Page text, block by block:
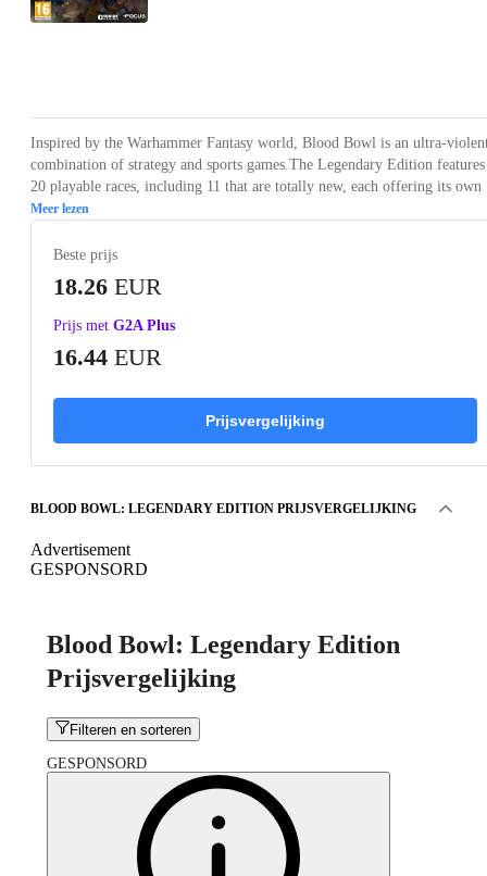
Inspired by the Warhammer Fantasy world, Blood Bowl is an ultra-
combination of strategy and sports games.The Legendary Edition features
20 playable races, including 11 that are totally new, each offering its own
Meer lezen
Beste prijs
18.26 EUR
Prijs met G2A Plus
16.44 EUR
Prijsvergelijking
BLOOD BOWL: LEGENDARY EDITION PRIJSVERGELIJKING
Advertisement
GESPONSORD
Blood Bowl: Legendary Edition
Prijsvergelijking
Filteren en sorteren
GESPONSORD